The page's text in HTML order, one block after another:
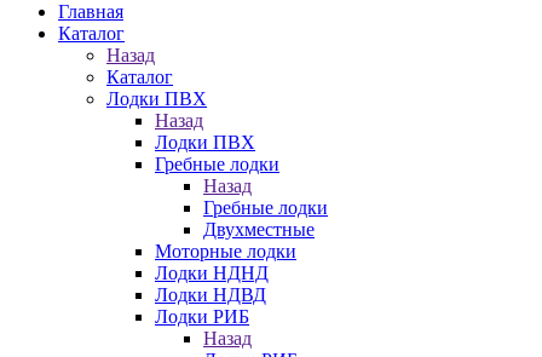
Главная
Каталог
Назад
Каталог
Лодки ПВХ
Назад
Лодки ПВХ
Гребные лодки
Назад
Гребные лодки
Двухместные
Моторные лодки
Лодки НДНД
Лодки НДВД
Лодки РИБ
Назад